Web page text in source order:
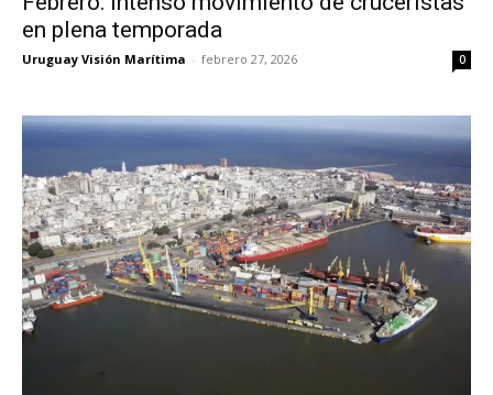
en plena temporada
Uruguay Visión Marítima - febrero 27, 2026 0